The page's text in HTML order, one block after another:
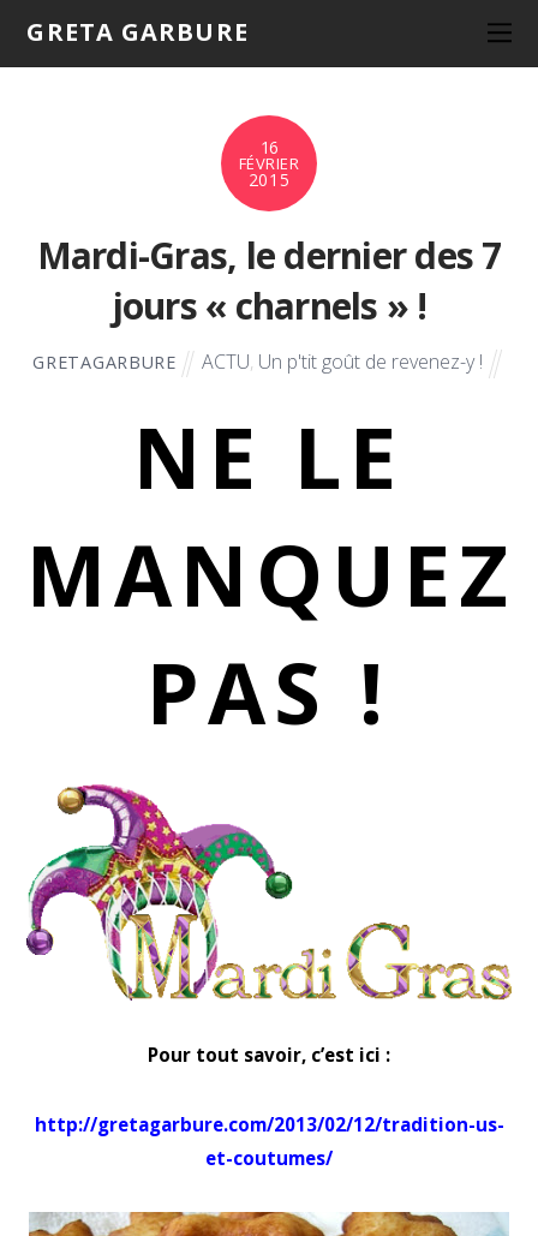
GRETA GARBURE
16
FÉVRIER
2015
Mardi-Gras, le dernier des 7
jours « charnels » !
GRETAGARBURE ACTU, Un p'tit goût de revenez-y !
NE LE
MANQUEZ
PAS !
Pour tout savoir, c’est ici :
http://gretagarbure.com/2013/02/12/tradition-us-
et-coutumes/